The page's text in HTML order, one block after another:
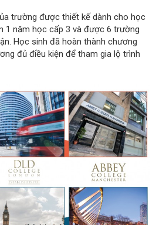
trường được thiết kế dành cho học
1 năm học cấp 3 và được 6 trường
Học sinh đã hoàn thành chương
đủ điều kiện để tham gia lộ trình